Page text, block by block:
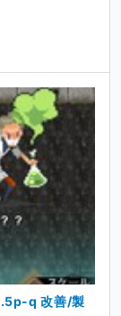
q 改善/製